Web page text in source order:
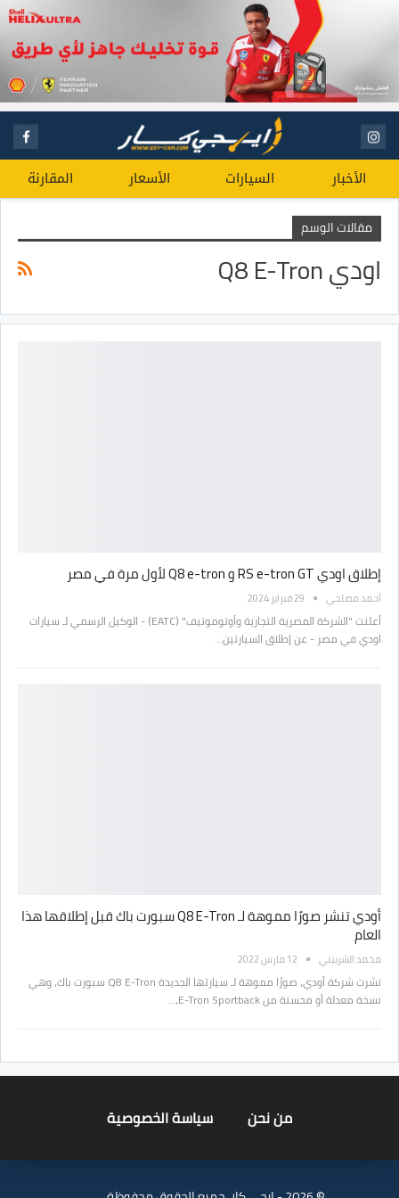
الأخبار السيارات الأسعار المقارنة
مقالات الوسم
اودي Q8 E-Tron
إطلاق اودي RS e-tron GT و Q8 e-tron لأول مرة في مصر
أحمد مصلحي 29 فبراير 2024
أعلنت "الشركة المصرية التجارية وأوتوموتيف" (EATC) - الوكيل الرسمي لـ سيارات
اودي في مصر - عن إطلاق السيارتين…
أودي تنشر صورًا مموهة لـ Q8 E-Tron سبورت باك قبل إطلاقها هذا
العام
محمد الشربيني 12 مارس 2022
نشرت شركة أودي، صورًا مموهة لـ سيارتها الجديدة Q8 E-Tron سبورت باك، وهي
نسخة معدلة أو محسنة من E-Tron Sportback،…
من نحن سياسة الخصوصية